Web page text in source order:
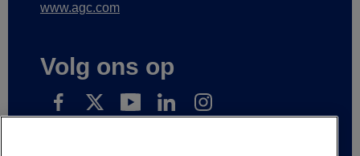
www.agc.com
Volg ons op